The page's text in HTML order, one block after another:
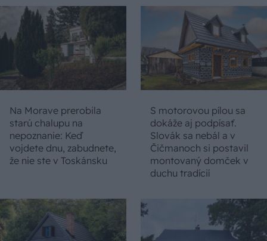
Na Morave prerobila
starú chalupu na
nepoznanie: Keď
vojdete dnu, zabudnete,
že nie ste v Toskánsku
S motorovou pílou sa
dokáže aj podpísať.
Slovák sa nebál a v
Čičmanoch si postavil
montovaný domček v
duchu tradícií